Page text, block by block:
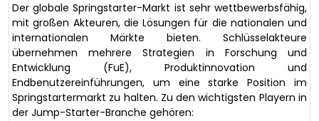
Der globale Springstarter-Markt ist sehr wettbewerbsfähig,
mit großen Akteuren, die Lösungen für die nationalen und
internationalen Märkte bieten. Schlüsselakteure
übernehmen mehrere Strategien in Forschung und
Entwicklung (FuE), Produktinnovation und
Endbenutzereinführungen, um eine starke Position im
Springstartermarkt zu halten. Zu den wichtigsten Playern in
der Jump-Starter-Branche gehören: